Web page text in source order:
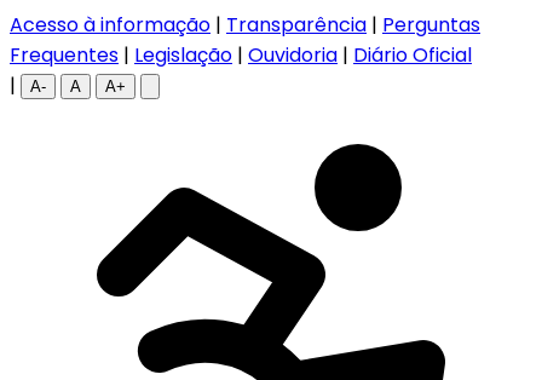
Acesso à informação | Transparência | Perguntas
Frequentes | Legislação | Ouvidoria | Diário Oficial
|
A- A A+